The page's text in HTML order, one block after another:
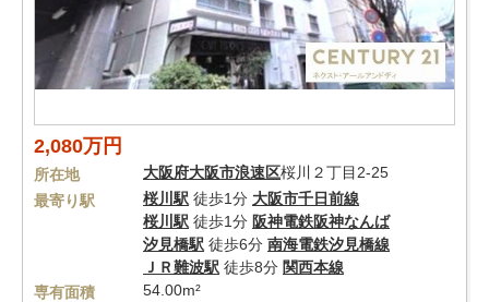
2,080万円
所在地 大阪府大阪市浪速区桜川２丁目2-25
最寄り駅
桜川駅 徒歩1分 大阪市千日前線
桜川駅 徒歩1分 阪神電鉄阪神なんば
汐見橋駅 徒歩6分 南海電鉄汐見橋線
ＪＲ難波駅 徒歩8分 関西本線
専有面積
54.00m²